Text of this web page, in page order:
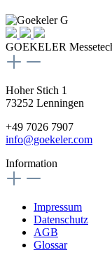
GOEKELER
Hoher Stich 1
73252 Lenningen
+49 7026 7907
info@goekeler.com
Information
Impressum
Datenschutz
AGB
Glossar